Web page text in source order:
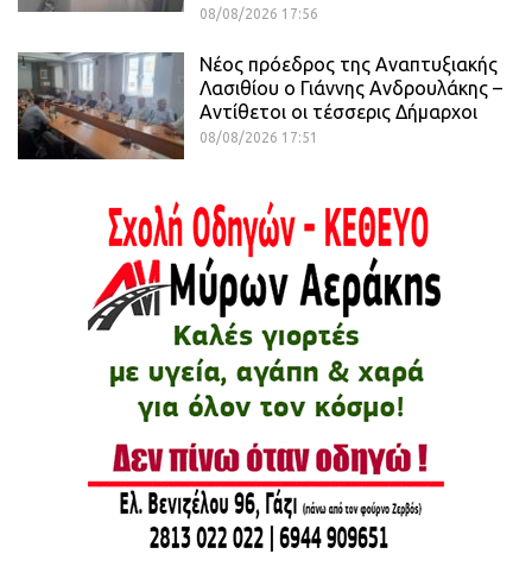
08/08/2026 17:56
Νέος πρόεδρος της Αναπτυξιακής
Λασιθίου ο Γιάννης Ανδρουλάκης –
Αντίθετοι οι τέσσερις Δήμαρχοι
08/08/2026 17:51